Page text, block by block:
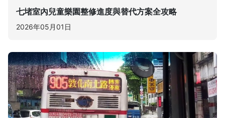
七堵室內兒童樂園整修進度與替代方案全攻略
2026年05月01日